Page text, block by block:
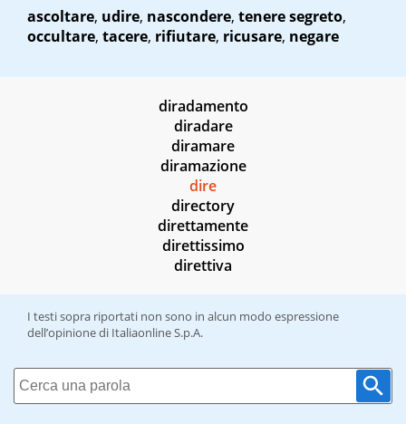
ascoltare, udire, nascondere, tenere segreto,
occultare, tacere, rifiutare, ricusare, negare
diradamento
diradare
diramare
diramazione
dire
directory
direttamente
direttissimo
direttiva
I testi sopra riportati non sono in alcun modo espressione
dell’opinione di Italiaonline S.p.A.